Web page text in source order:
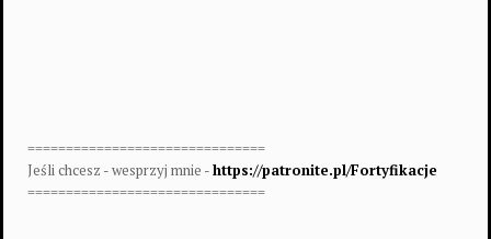
===============================
Jeśli chcesz - wesprzyj mnie -https://patronite.pl/Fortyfikacje
===============================